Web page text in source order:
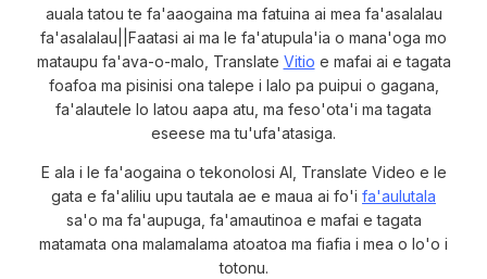
auala tatou te fa'aaogaina ma fatuina ai mea fa'asalalau
fa'asalalau||Faatasi ai ma le fa'atupula'ia o mana'oga mo
mataupu fa'ava-o-malo, Translate Vitio e mafai ai e tagata
foafoa ma pisinisi ona talepe i lalo pa puipui o gagana,
fa'alautele lo latou aapa atu, ma feso'ota'i ma tagata
eseese ma tu'ufa'atasiga.
E ala i le fa'aogaina o tekonolosi AI, Translate Video e le
gata e fa'aliliu upu tautala ae e maua ai fo'i fa'aulutala
sa'o ma fa'aupuga, fa'amautinoa e mafai e tagata
matamata ona malamalama atoatoa ma fiafia i mea o lo'o i
totonu.